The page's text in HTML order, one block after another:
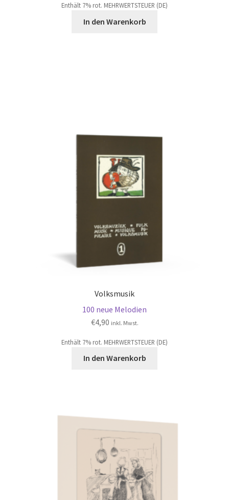
Enthält 7% rot. MEHRWERTSTEUER (DE)
In den Warenkorb
Volksmusik
100 neue Melodien
€4,90 inkl. Mwst.
Enthält 7% rot. MEHRWERTSTEUER (DE)
In den Warenkorb